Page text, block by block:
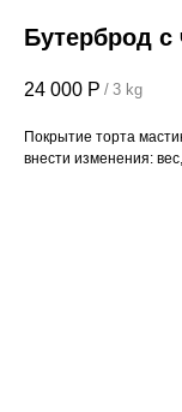
Бутерброд с
24 000 Р / 3 kg
Покрытие торта
внести изменения: